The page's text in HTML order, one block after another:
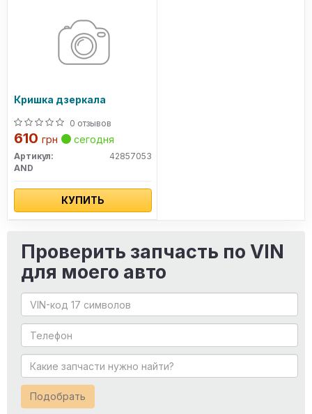
Кришка дзеркала
0 отзывов
610 грн сегодня
Артикул:
42857053
AND
КУПИТЬ
Проверить запчасть по VIN
для моего авто
Подобрать